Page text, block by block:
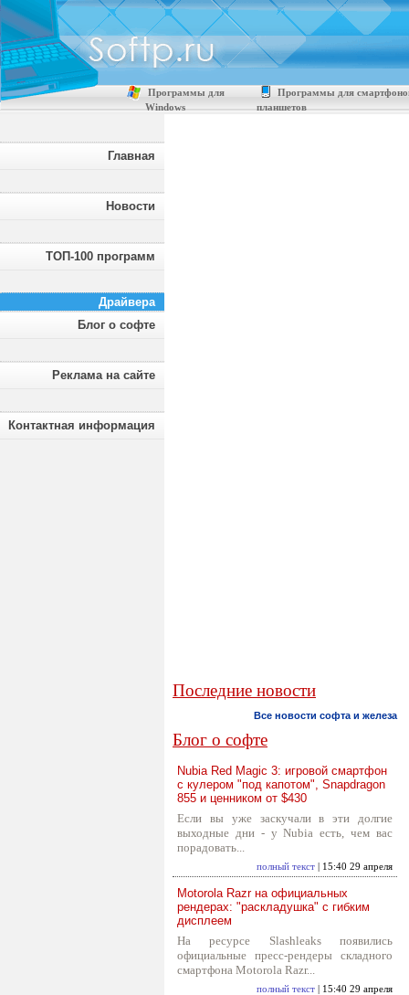
Программы для
Windows
Программы для
планшетов
Главная
Новости
ТОП-100 программ
Драйвера
Блог о софте
Реклама на сайте
Контактная информация
Последние новости
Все новости софта и железа
Блог о софте
Nubia Red Magic 3: игровой смартфон
с кулером "под капотом", Snapdragon
855 и ценником от $430
Если вы уже заскучали в эти долгие
выходные дни - у Nubia есть, чем вас
порадовать...
полный текст | 15:40 29 апреля
Motorola Razr на официальных
рендерах: "раскладушка" с гибким
дисплеем
На ресурсе Slashleaks появились
официальные пресс-рендеры складного
смартфона Motorola Razr...
полный текст | 15:40 29 апреля